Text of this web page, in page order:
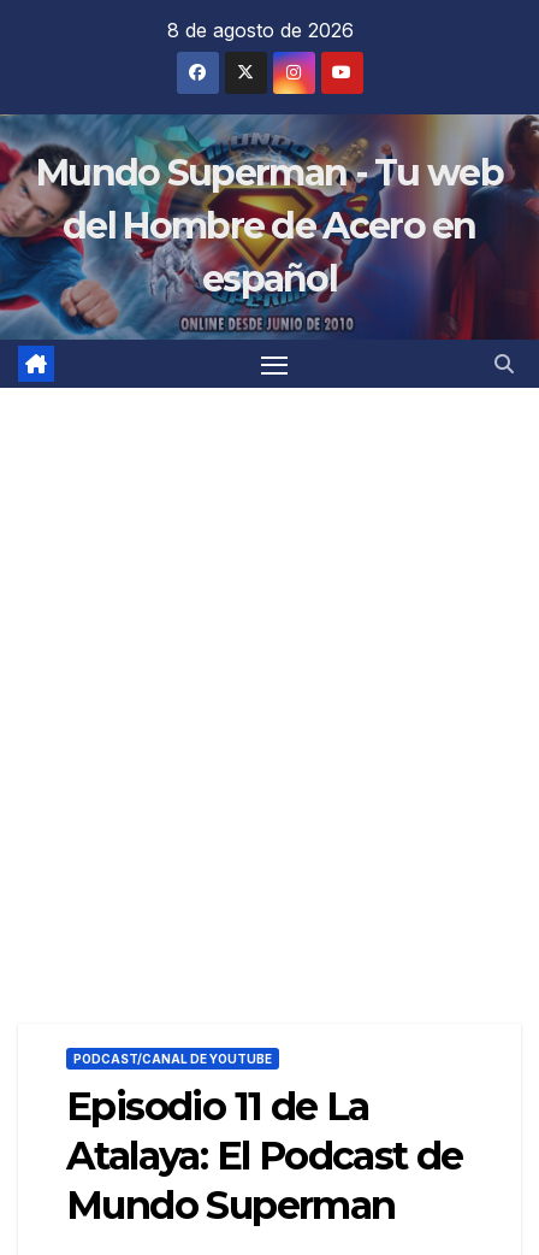
8 de agosto de 2026
Mundo Superman - Tu web
del Hombre de Acero en
español
PODCAST/CANAL DE YOUTUBE
Episodio 11 de La
Atalaya: El Podcast de
Mundo Superman